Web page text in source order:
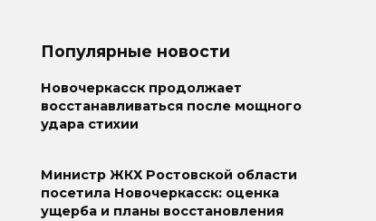
Популярные новости
Новочеркасск продолжает
восстанавливаться после мощного
удара стихии
Министр ЖКХ Ростовской области
посетила Новочеркасск: оценка
ущерба и планы восстановления